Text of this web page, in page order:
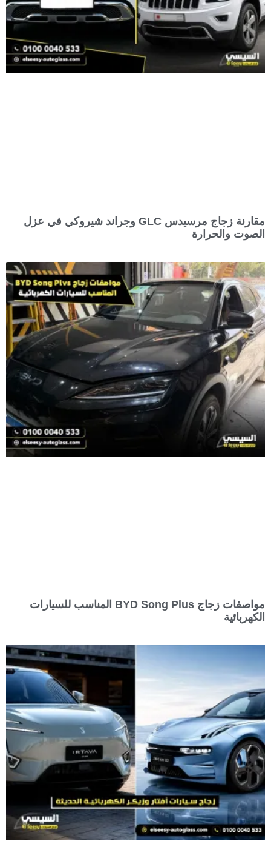
مقارنة زجاج مرسيدس GLC وجراند شيروكي في عزل
الصوت والحرارة
مواصفات زجاج BYD Song Plus المناسب للسيارات
الكهربائية